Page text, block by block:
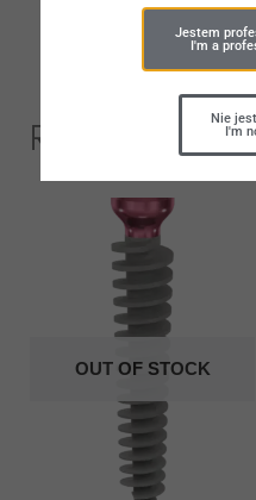
Related
OUT OF STOCK
Jestem
I'm a
Nie
I'm